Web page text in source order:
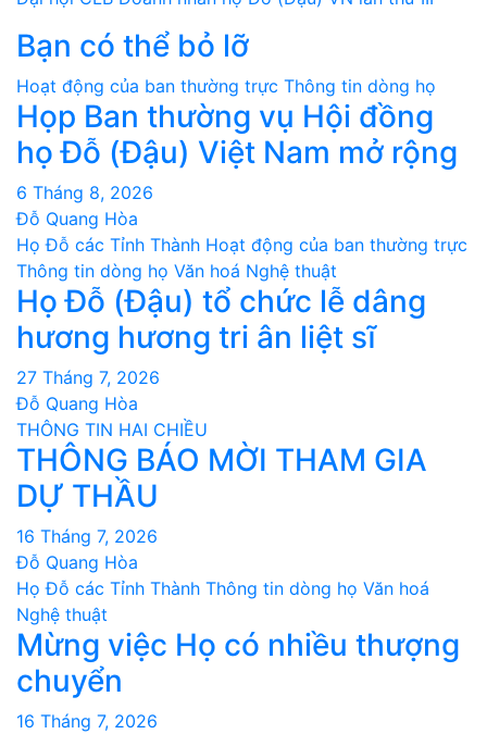
bài
viết
Bạn có thể bỏ lỡ
Hoạt động của ban thường trực Thông tin dòng họ
Họp Ban thường vụ Hội đồng
họ Đỗ (Đậu) Việt Nam mở rộng
6 Tháng 8, 2026
Đỗ Quang Hòa
Họ Đỗ các Tỉnh Thành Hoạt động của ban thường trực
Thông tin dòng họ Văn hoá Nghệ thuật
Họ Đỗ (Đậu) tổ chức lễ dâng
hương hương tri ân liệt sĩ
27 Tháng 7, 2026
Đỗ Quang Hòa
THÔNG TIN HAI CHIỀU
THÔNG BÁO MỜI THAM GIA
DỰ THẦU
16 Tháng 7, 2026
Đỗ Quang Hòa
Họ Đỗ các Tỉnh Thành Thông tin dòng họ Văn hoá
Nghệ thuật
Mừng việc Họ có nhiều thượng
chuyển
16 Tháng 7, 2026